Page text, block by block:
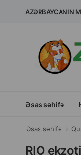
AZƏRBAYCANIN
Əsas səhifə
Əsas səhifə
RIO